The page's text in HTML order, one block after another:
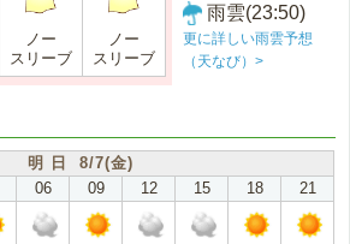
ノー
スリーブ
ノー
スリーブ
雨雲(23:50)
更に詳しい雨雲予想
（天なび）>
明 日 8/7(金)
06 09 12 15 18 21